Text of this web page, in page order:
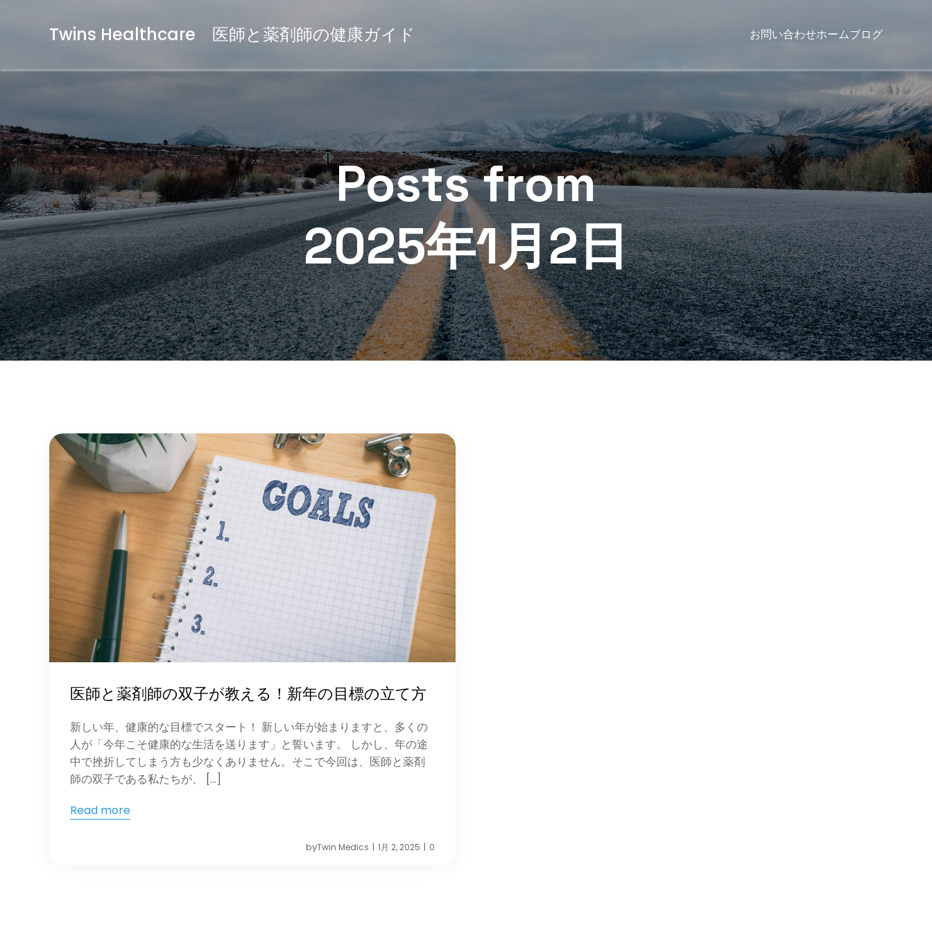
Twins Healthcare 医師と薬剤師の健康ガイド お問い合わせホームブログ
Posts from
2025年1月2日
医師と薬剤師の双子が教える！新年の目標の立て方
新しい年、健康的な目標でスタート！ 新しい年が始まりますと、多くの
人が「今年こそ健康的な生活を送ります」と誓います。 しかし、年の途
中で挫折してしまう方も少なくありません。そこで今回は、医師と薬剤
師の双子である私たちが、 […]
Read more
byTwin Medics | 1月 2, 2025 | 0